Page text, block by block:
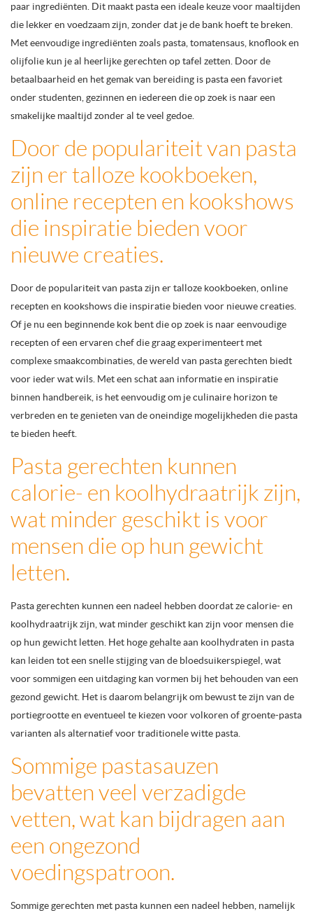
paar ingrediënten. Dit maakt pasta een ideale keuze voor maaltijden
die lekker en voedzaam zijn, zonder dat je de bank hoeft te breken.
Met eenvoudige ingrediënten zoals pasta, tomatensaus, knoflook en
olijfolie kun je al heerlijke gerechten op tafel zetten. Door de
betaalbaarheid en het gemak van bereiding is pasta een favoriet
onder studenten, gezinnen en iedereen die op zoek is naar een
smakelijke maaltijd zonder al te veel gedoe.
Door de populariteit van pasta
zijn er talloze kookboeken,
online recepten en kookshows
die inspiratie bieden voor
nieuwe creaties.
Door de populariteit van pasta zijn er talloze kookboeken, online
recepten en kookshows die inspiratie bieden voor nieuwe creaties.
Of je nu een beginnende kok bent die op zoek is naar eenvoudige
recepten of een ervaren chef die graag experimenteert met
complexe smaakcombinaties, de wereld van pasta gerechten biedt
voor ieder wat wils. Met een schat aan informatie en inspiratie
binnen handbereik, is het eenvoudig om je culinaire horizon te
verbreden en te genieten van de oneindige mogelijkheden die pasta
te bieden heeft.
Pasta gerechten kunnen
calorie- en koolhydraatrijk zijn,
wat minder geschikt is voor
mensen die op hun gewicht
letten.
Pasta gerechten kunnen een nadeel hebben doordat ze calorie- en
koolhydraatrijk zijn, wat minder geschikt kan zijn voor mensen die
op hun gewicht letten. Het hoge gehalte aan koolhydraten in pasta
kan leiden tot een snelle stijging van de bloedsuikerspiegel, wat
voor sommigen een uitdaging kan vormen bij het behouden van een
gezond gewicht. Het is daarom belangrijk om bewust te zijn van de
portiegrootte en eventueel te kiezen voor volkoren of groente-pasta
varianten als alternatief voor traditionele witte pasta.
Sommige pastasauzen
bevatten veel verzadigde
vetten, wat kan bijdragen aan
een ongezond
voedingspatroon.
Sommige gerechten met pasta kunnen een nadeel hebben, namelijk